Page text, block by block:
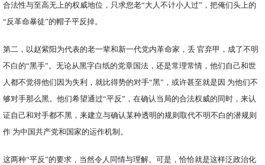
合法性与至高无上的权威地位，只求您老“大人不计小人过”，把俺们头上的
“反革命暴徒”的帽子平反掉。
第二，以赵紫阳为代表的老一辈和新一代党内革命家，丢 官弃甲，成了不明
不白的“黑手”。无论从黑字白纸的党章国法，还是常理常情，他们自己和世
人都不觉得他们因为失利，就比得势的对手“黑”，或许甚至就是因 为他们不
够对手那么黑。他们希望通过“平反”，在确认当局的合法权威的同时，来认
证自己和对手都不黑，来建立与确认某种透明的规则取代不明不白的潜规则
作 为中国共产党和国家的运作机制。
这两种“平反”的要求，当然令人同情与理解。可是，恰恰就是这样泛政治化